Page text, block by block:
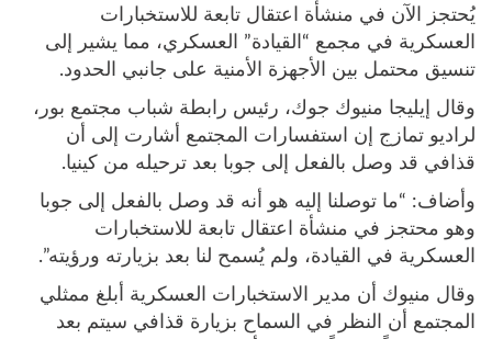
يُحتجز الآن في منشأة اعتقال تابعة للاستخبارات
العسكرية في مجمع “القيادة” العسكري، مما يشير إلى
تنسيق محتمل بين الأجهزة الأمنية على جانبي الحدود.
وقال إيليجا منيوك جوك، رئيس رابطة شباب مجتمع بور،
لراديو تمازج إن استفسارات المجتمع أشارت إلى أن
قذافي قد وصل بالفعل إلى جوبا بعد ترحيله من كينيا.
وأضاف: “ما توصلنا إليه هو أنه قد وصل بالفعل إلى جوبا
وهو محتجز في منشأة اعتقال تابعة للاستخبارات
العسكرية في القيادة، ولم يُسمح لنا بعد بزيارته ورؤيته”.
وقال منيوك أن مدير الاستخبارات العسكرية أبلغ ممثلي
المجتمع أن النظر في السماح بزيارة قذافي سيتم بعد